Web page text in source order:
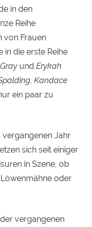
in den
Reihe
von Frauen
in die erste Reihe
und Erykah
Kandace
ein paar zu
Jahr
sich seit einiger
in Szene, ob
oder
vergangenen